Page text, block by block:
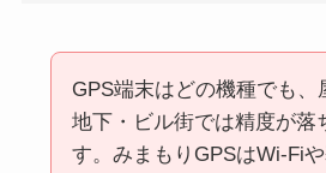
GPS端末はどの機種でも、
地下・ビル街では精度が落
す。みまもりGPSはWi-Fi